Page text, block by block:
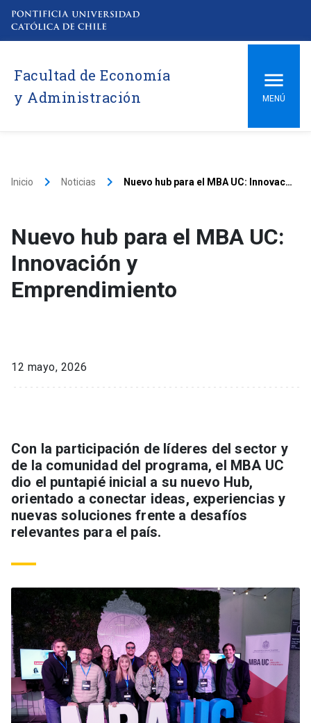
Facultad de Economía
y Administración
MENÚ
Inicio keyboard_arrow_right Noticias keyboard_arrow_right Nuevo hub para el MBA UC: Innovación y Emprendimiento
Nuevo hub para el MBA UC:
Innovación y
Emprendimiento
12 mayo, 2026
Con la participación de líderes del sector y
de la comunidad del programa, el MBA UC
dio el puntapié inicial a su nuevo Hub,
orientado a conectar ideas, experiencias y
nuevas soluciones frente a desafíos
relevantes para el país.